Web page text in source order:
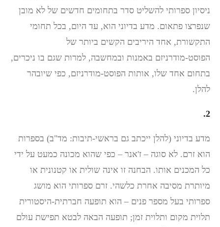
ניסיון ספרותי להשליט סדר בתחומים חדשים של לא מובן
שנפרצו פתאום. מדע בדיוני הוא, עד היום, בכל תחומי
התקשורת, אחד היריבים הקשים ביותר של
הפוסט-מודרניזם באמנות ובמחשבה, למרות שגם בו ניכרים,
בתחום אחד שלו, אותות הפוסט-מודרניזם, כפי שיובהר
להלן.
2.
מדע בדיוני (להלן ייכתב גם בראשי-תיבות: מד"ב) בספרות
הוא זרם. לא סוגה – ז'אנר – כפי שהוא מכונה כמעט על ידי
כל המכנים אותו. הבחנה זו אינה שולית או קטנונית או
מיותרת מסיבה אחרת כלשהי. זרם ספרותי הוא מושג
ספרותי בעל מספר פנים – הוא תופעה חברתית-היסטורית
תלוית מקום ותלוית זמן; תופעה הבאה לבטא תפישת עולם